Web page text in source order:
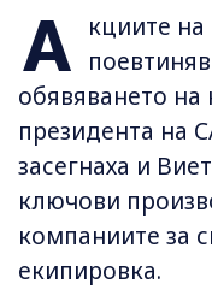
А
кциите на
обявяването на
президента на
засегнаха и
ключови
компаниите за
екипировка.